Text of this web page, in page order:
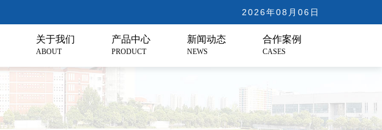
2026年08月06日
关于我们
ABOUT
产品中心
PRODUCT
新闻动态
NEWS
合作案例
CASES